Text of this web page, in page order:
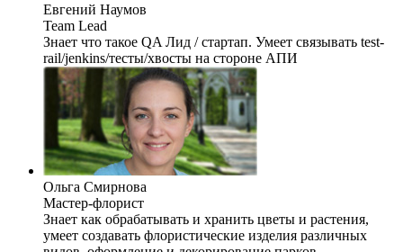
Евгений Наумов
Team Lead
Знает что такое QA Лид / стартап. Умеет связывать test-
rail/jenkins/тесты/хвосты на стороне АПИ
Ольга Смирнова
Мастер-флорист
Знает как обрабатывать и хранить цветы и растения,
умеет создавать флористические изделия различных